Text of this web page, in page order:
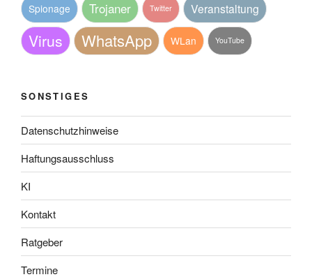
Spionage Trojaner Twitter Veranstaltung
Virus WhatsApp WLan YouTube
SONSTIGES
Datenschutzhinweise
Haftungsausschluss
KI
Kontakt
Ratgeber
Termine